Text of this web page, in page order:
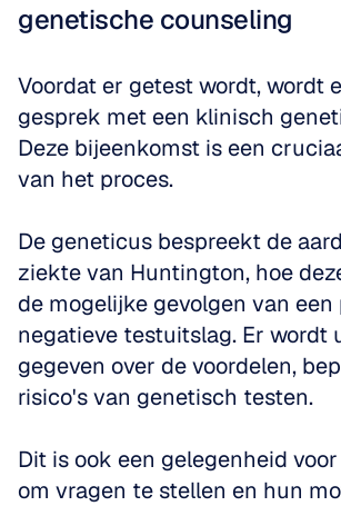
genetische counseling
Voordat er getest wordt, wordt
gesprek met een klinisch
Deze bijeenkomst is een
van het proces.
De geneticus bespreekt de
ziekte van Huntington, hoe
de mogelijke gevolgen van een
negatieve testuitslag. Er wordt
gegeven over de voordelen,
risico's van genetisch testen.
Dit is ook een gelegenheid
om vragen te stellen en hun